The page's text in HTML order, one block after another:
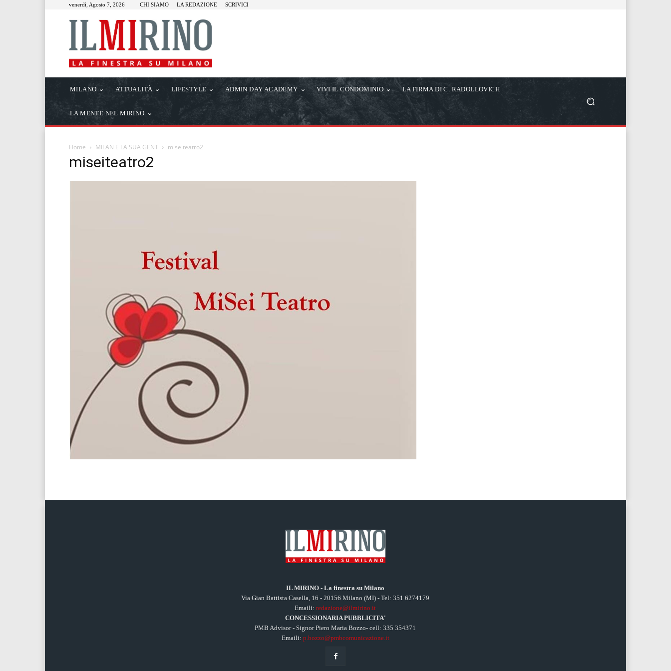
venerdì, Agosto 7, 2026 CHI SIAMO LA REDAZIONE SCRIVICI
MILANO ATTUALITÀ LIFESTYLE ADMIN DAY ACADEMY VIVI IL CONDOMINIO LA FIRMA DI C. RADOLLOVICH
LA MENTE NEL MIRINO
Home MILAN E LA SUA GENT miseiteatro2
miseiteatro2
IL MIRINO - La finestra su Milano
Via Gian Battista Casella, 16 - 20156 Milano (MI) - Tel: 351 6274179
Emaili:redazione@ilmirino.it
CONCESSIONARIA PUBBLICITA'
PMB Advisor - Signor Piero Maria Bozzo- cell: 335 354371
Emaili: p.bozzo@pmbcomunicazione.it